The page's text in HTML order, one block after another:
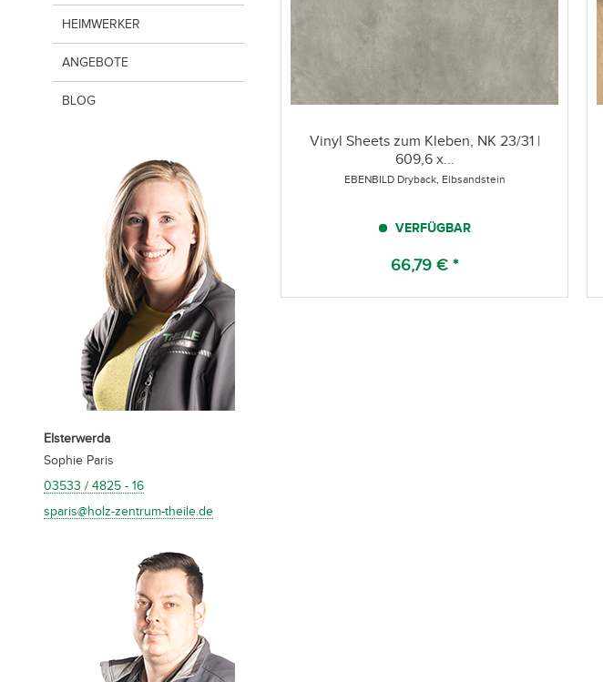
HEIMWERKER
ANGEBOTE
BLOG
Elsterwerda
Sophie Paris
03533 / 4825 - 16
sparis@holz-zentrum-theile.de
Vinyl Sheets zum Kleben, NK 23/31 |
609,6 x...
EBENBILD Dryback, Elbsandstein
VERFÜGBAR
66,79 € *